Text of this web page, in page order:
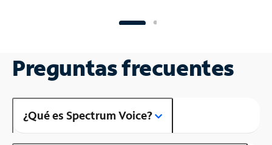
Preguntas frecuentes
¿Qué es Spectrum Voice?